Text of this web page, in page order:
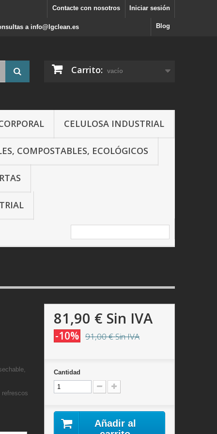
Iniciar sesión
Contacte con nosotros
a info@lgclean.es Blog
Carrito: vacío
CELULOSA INDUSTRIAL
COMPOSTABLES, ECOLÓGICOS
81,90 € Sin IVA
-10% 91,00 €Sin IVA
Cantidad
Añadir al